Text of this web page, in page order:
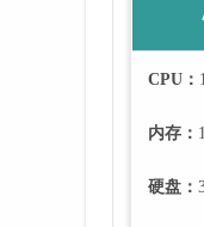
CPU：
内存： 1
硬盘：